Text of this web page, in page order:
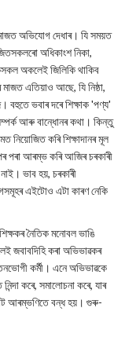
অভিযোগ দেধাৰ। যি সময়ত
অধিকাংশ নিকা,
অকলেই জিলিকি থাকিব
এতিয়াও আছে, যি নিষ্ঠা,
বহুতে ভবাৰ দৰে শিক্ষাক 'পণ্য'
আৰু বান্ধোনৰ কথা। কিন্তু
নিয়োজিত কৰি শিক্ষাদানৰ মূল
পৰা আৰম্ভ কৰি আজিৰ চৰকাৰী
ভাব হয়, চৰকাৰী
এইটোও এটা কাৰণ নেকি
নৈতিক মনোবল ভাঙি
জবাবদিহি কৰা অভিভাৱকৰ
কর্মী। এনে অভিভাৱকে
কৰে, সমালোচনা কৰে, যাৰ
আৰম্ভণিতে বন্ধ হয়। গুৰু-